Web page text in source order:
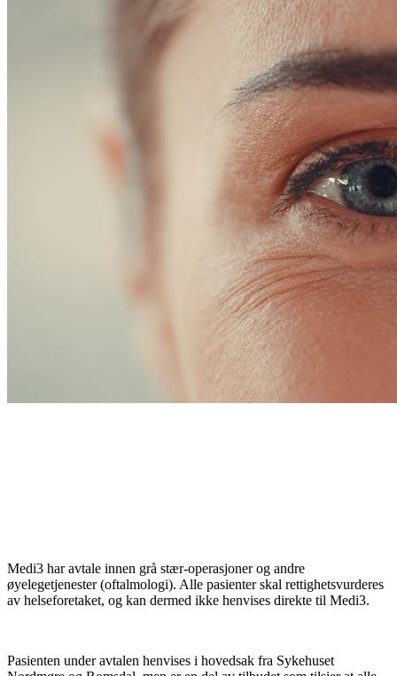
Medi3 har avtale innen grå stær-operasjoner og andre
øyelegetjenester (oftalmologi). Alle pasienter skal rettighetsvurderes
av helseforetaket, og kan dermed ikke henvises direkte til Medi3.
Pasienten under avtalen henvises i hovedsak fra Sykehuset